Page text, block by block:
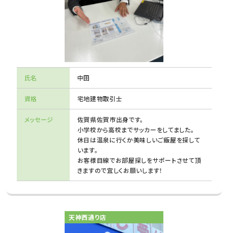
氏名 中田
資格 宅地建物取引士
メッセージ
佐賀県佐賀市出身です。
小学校から高校までサッカーをしてました。
休日は温泉に行くか美味しいご飯屋を探して
います。
お客様目線でお部屋探しをサポートさせて頂
きますので宜しくお願いします！
天神西通り店